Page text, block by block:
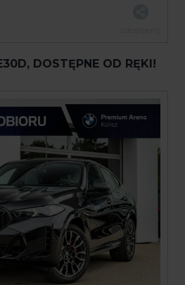
DOSTĘPNE OD RĘKI!